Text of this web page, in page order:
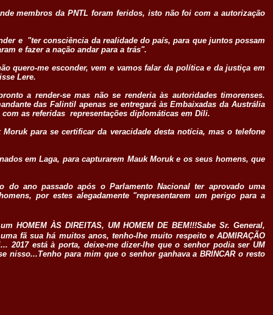
membros da PNTL foram feridos, isto não foi com a autorização
e "ter consciência da realidade do país, para que juntos possam
e fazer a nação andar para a trás".
quero-me esconder, vem e vamos falar da política e da justiça em
Lere.
a render-se mas não se renderia às autoridades timorenses.
das Falintil apenas se entregará às Embaixadas da Austrália
as referidas representações diplomáticas em Díli.
para se certificar da veracidade desta notícia, mas o telefone
em Laga, para capturarem Mauk Moruk e os seus homens, que
do ano passado após o Parlamento Nacional ter aprovado uma
por estes alegadamente "representarem um perigo para a
HOMEM ÀS DIREITAS, UM HOMEM DE BEM!!!Sabe Sr. General,
fã sua há muitos anos, tenho-lhe muito respeito e ADMIRAÇÃO
2017 está à porta, deixe-me dizer-lhe que o senhor podia ser UM
nisso...Tenho para mim que o senhor ganhava a BRINCAR o resto